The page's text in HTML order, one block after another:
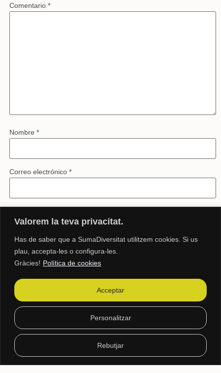
Valorem la teva privacitat.
Has de saber que a SumaDiversitat utilitzem cookies. Si us
plau, accepta-les o configura-les.
Gràcies! Política de cookies
Personalitzar
Rebutjar
Acceptar
Comentario *
Nombre *
Correo electrónico *
Guarda mi nombre, correo electrónico y web en este navegador
para la próxima vez que comente.
www.sumadiversitat.com
sumadiversitat@sumadiversitat.com